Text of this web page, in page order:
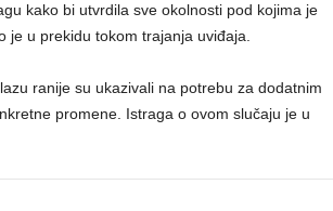
kako bi utvrdila sve okolnosti pod kojima je
u prekidu tokom trajanja uviđaja.
ranije su ukazivali na potrebu za dodatnim
promene. Istraga o ovom slučaju je u